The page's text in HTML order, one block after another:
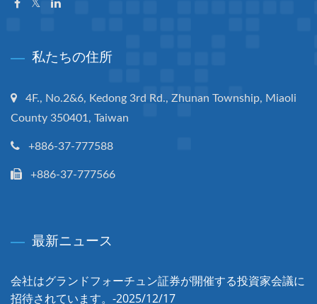
私たちの住所
4F., No.2&6, Kedong 3rd Rd., Zhunan Township, Miaoli
County 350401, Taiwan
+886-37-777588
+886-37-777566
最新ニュース
会社はグランドフォーチュン証券が開催する投資家会議に
招待されています。-2025/12/17